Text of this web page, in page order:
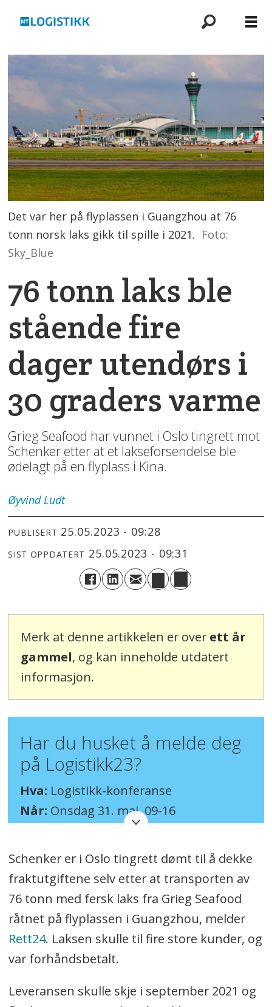
Det var her på flyplassen i Guangzhou at 76
tonn norsk laks gikk til spille i 2021. Foto:
Sky_Blue
76 tonn laks ble
stående fire
dager utendørs i
30 graders varme
Grieg Seafood har vunnet i Oslo tingrett mot
Schenker etter at et lakseforsendelse ble
ødelagt på en flyplass i Kina.
Øyvind Ludt
PUBLISERT 25.05.2023 - 09:28
SIST OPPDATERT 25.05.2023 - 09:31
Merk at denne artikkelen er over ett år
gammel, og kan inneholde utdatert
informasjon.
Har du husket å melde deg
på Logistikk23?
Hva: Logistikk-konferanse
Når: Onsdag 31. mai, 09-16
Hvorfor:
Oppdatere deg på logistikk-
bransjen, både faglig og sosialt.
Hvem:
Torgeir Waterhouse
(Konferansier) Carl Aaby (Ikea), Teodor
Bäckstrøm (Ikea), Hilde Andersen-Gott
(Farmasiet), Martin Bentzen Often (NHO
Christian Holth (Wallenius Wilhelmsen),
Schenker er i Oslo tingrett dømt til å dekke
fraktutgiftene selv etter at transporten av
76 tonn med fersk laks fra Grieg Seafood
råtnet på flyplassen i Guangzhou, melder
Rett24. Laksen skulle til fire store kunder, og
var forhåndsbetalt.
Leveransen skulle skje i september 2021 og